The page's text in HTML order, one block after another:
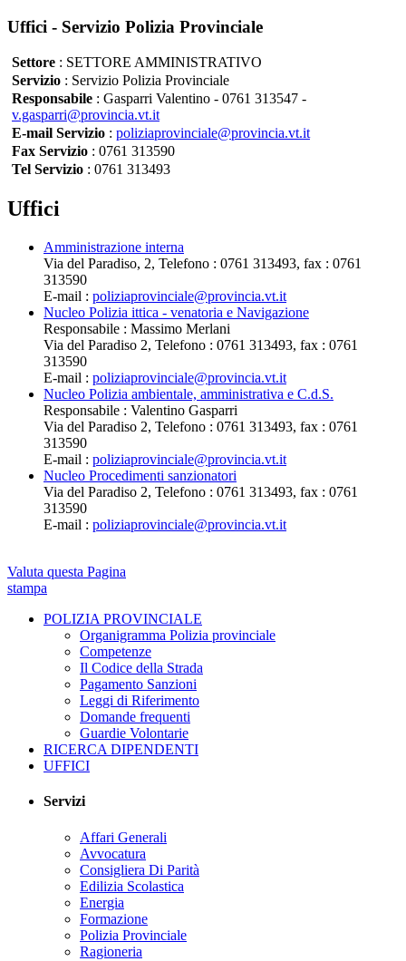
Uffici - Servizio Polizia Provinciale
Settore : SETTORE AMMINISTRATIVO
Servizio : Servizio Polizia Provinciale
Responsabile : Gasparri Valentino - 0761 313547 -
v.gasparri@provincia.vt.it
E-mail Servizio : poliziaprovinciale@provincia.vt.it
Fax Servizio : 0761 313590
Tel Servizio : 0761 313493
Uffici
Amministrazione interna
Via del Paradiso, 2, Telefono : 0761 313493, fax : 0761
313590
E-mail : poliziaprovinciale@provincia.vt.it
Nucleo Polizia ittica - venatoria e Navigazione
Responsabile : Massimo Merlani
Via del Paradiso 2, Telefono : 0761 313493, fax : 0761
313590
E-mail : poliziaprovinciale@provincia.vt.it
Nucleo Polizia ambientale, amministrativa e C.d.S.
Responsabile : Valentino Gasparri
Via del Paradiso 2, Telefono : 0761 313493, fax : 0761
313590
E-mail : poliziaprovinciale@provincia.vt.it
Nucleo Procedimenti sanzionatori
Via del Paradiso 2, Telefono : 0761 313493, fax : 0761
313590
E-mail : poliziaprovinciale@provincia.vt.it
Valuta questa Pagina
stampa
POLIZIA PROVINCIALE
Organigramma Polizia provinciale
Competenze
Il Codice della Strada
Pagamento Sanzioni
Leggi di Riferimento
Domande frequenti
Guardie Volontarie
RICERCA DIPENDENTI
UFFICI
Servizi
Affari Generali
Avvocatura
Consigliera Di Parità
Edilizia Scolastica
Energia
Formazione
Polizia Provinciale
Ragioneria